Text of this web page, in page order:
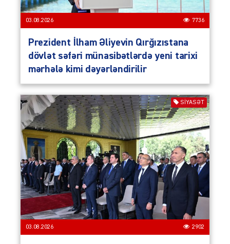
03.08.2026 7736
Prezident İlham Əliyevin Qırğızıstana
dövlət səfəri münasibətlərdə yeni tarixi
mərhələ kimi dəyərləndirilir
SIYASƏT
03.08.2026 2902